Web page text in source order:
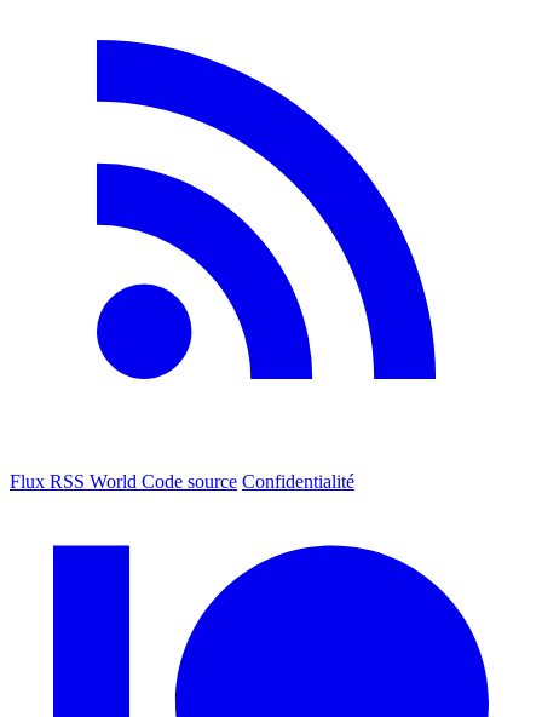
Flux RSS World Code source Confidentialité